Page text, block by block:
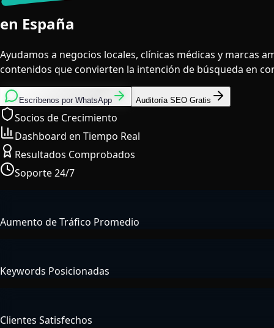
en España
iDigitGroup is a UK SEO and AEO agency founded in
Ayudamos a negocios locales, clínicas médicas y marcas
contenidos que convierten la intención de búsqueda en
Escríbenos por WhatsApp Auditoría SEO Gratis
Socios de Crecimiento
Dashboard en Tiempo Real
Resultados Comprobados
Soporte 24/7
Aumento de Tráfico Promedio
Keywords Posicionadas
Clientes Satisfechos